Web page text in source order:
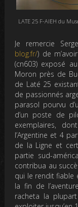
LATE 25 F-AIEH du
Je remercie
blog.fr/) de
(cn603) exposé
Moron près de
de Laté 25
de passionnés
parasol pourvu
d’un poste de
exemplaires,
l’Argentine et 4
de la Ligne et
partie sud-
contribua au
qui le rendit fiable
la fin de
racheta la